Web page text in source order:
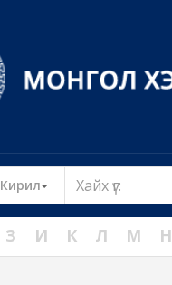
Кирил Toggle Dropdown
З И К Л М Н